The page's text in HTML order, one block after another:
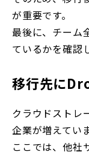
が重要です。
最後に、チーム
ているかを確認
移行先に
クラウドストレ
企業が増えていま
ここでは、他社